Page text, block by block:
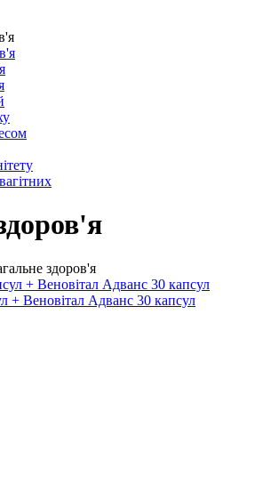
здоров'я
+ Веновітал Адванс 30 капсул